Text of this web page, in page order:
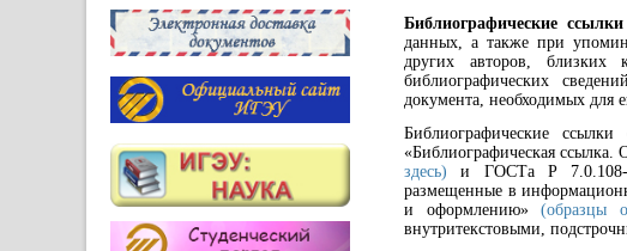
Библиографические ссылки
данных, а также при
других авторов, близких
библиографических
документа, необходимых для
Библиографические
«Библиографическая ссылка.
здесь) и ГОСТа Р 7.0.108-
размещенные в
и оформлению»(образцы
внутритекстовыми,